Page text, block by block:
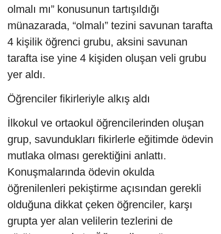
olmalı mı” konusunun tartışıldığı
münazarada, “olmalı” tezini savunan tarafta
4 kişilik öğrenci grubu, aksini savunan
tarafta ise yine 4 kişiden oluşan veli grubu
yer aldı.
Öğrenciler fikirleriyle alkış aldı
İlkokul ve ortaokul öğrencilerinden oluşan
grup, savundukları fikirlerle eğitimde ödevin
mutlaka olması gerektiğini anlattı.
Konuşmalarında ödevin okulda
öğrenilenleri pekiştirme açısından gerekli
olduğuna dikkat çeken öğrenciler, karşı
grupta yer alan velilerin tezlerini de